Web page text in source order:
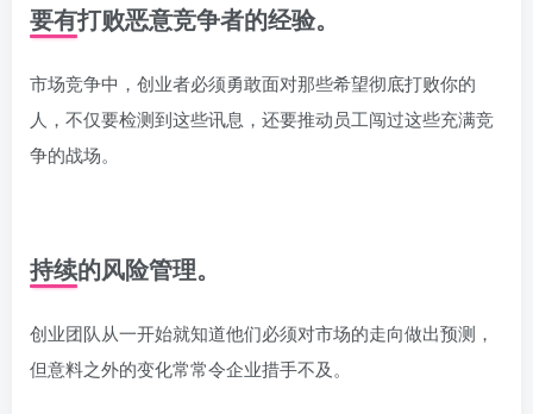
要有打败恶意竞争者的经验。
市场竞争中，创业者必须勇敢面对那些希望彻底打败你的
人，不仅要检测到这些讯息，还要推动员工闯过这些充满竞
争的战场。
持续的风险管理。
创业团队从一开始就知道他们必须对市场的走向做出预测，
但意料之外的变化常常令企业措手不及。